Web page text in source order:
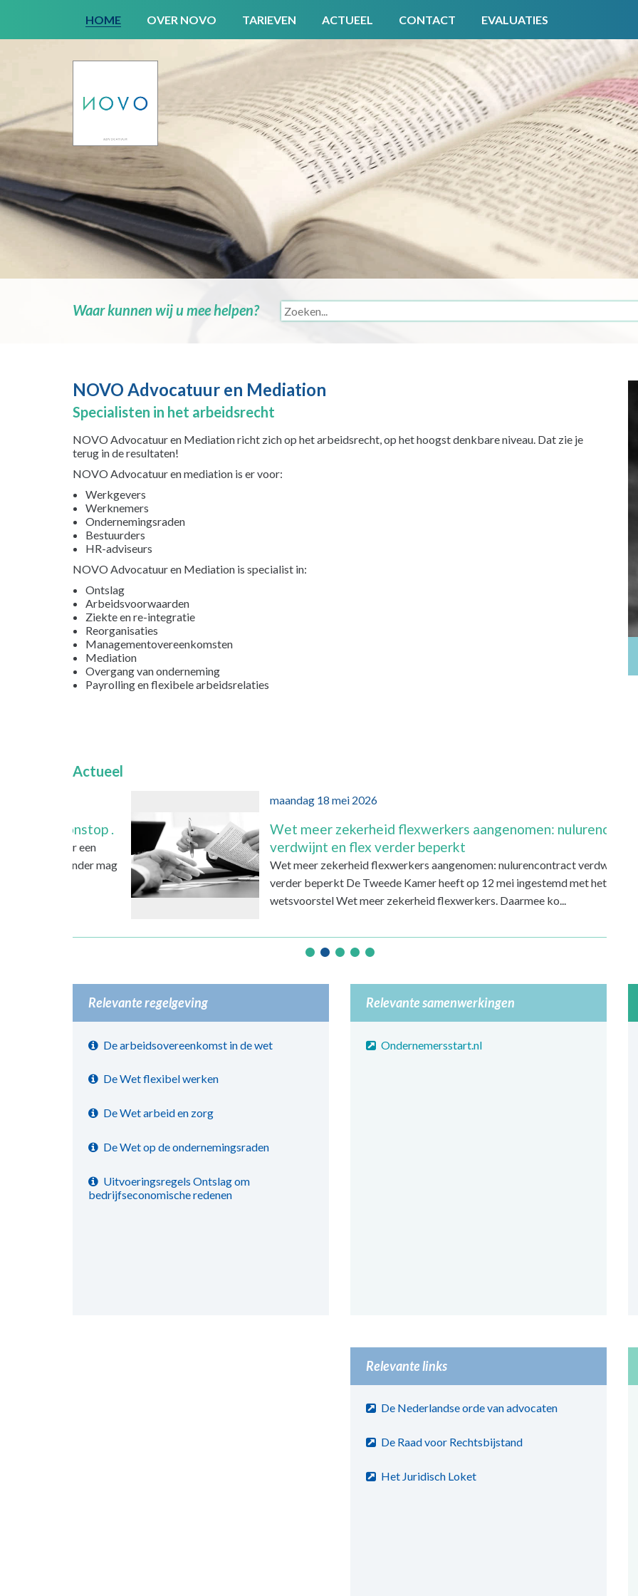
HOME OVER NOVO TARIEVEN ACTUEEL CONTACT EVALUATIES
Waar kunnen wij u mee helpen?
NOVO Advocatuur en Mediation
Specialisten in het arbeidsrecht
NOVO Advocatuur en Mediation richt zich op het arbeidsrecht, op het hoogst denkbare niveau. Dat zie je
terug in de resultaten!
NOVO Advocatuur en mediation is er voor:
Werkgevers
Werknemers
Ondernemingsraden
Bestuurders
HR-adviseurs
NOVO Advocatuur en Mediation is specialist in:
Ontslag
Arbeidsvoorwaarden
Ziekte en re-integratie
Reorganisaties
Managementovereenkomsten
Mediation
Overgang van onderneming
Payrolling en flexibele arbeidsrelaties
Actueel
maandag 18 mei 2026
Wet meer zekerheid flexwerkers aangenomen: nulurencontract
verdwijnt en flex verder beperkt
Wet meer zekerheid flexwerkers aangenomen: nulurencontract verdwijnt en flex
verder beperkt De Tweede Kamer heeft op 12 mei ingestemd met het
wetsvoorstel Wet meer zekerheid flexwerkers. Daarmee ko...
•••••
Relevante regelgeving
De arbeidsovereenkomst in de wet
De Wet flexibel werken
De Wet arbeid en zorg
De Wet op de ondernemingsraden
Uitvoeringsregels Ontslag om
bedrijfseconomische redenen
Relevante samenwerkingen
Ondernemersstart.nl
Relevante links
De Nederlandse orde van advocaten
De Raad voor Rechtsbijstand
Het Juridisch Loket